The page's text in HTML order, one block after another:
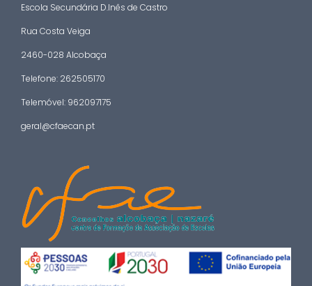
Escola Secundária D.Inês de Castro
Rua Costa Veiga
2460-028 Alcobaça
Telefone: 262505170
Telemóvel: 962097175
geral@cfaecan.pt